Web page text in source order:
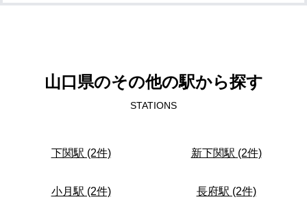
山口県のその他の駅から探す
STATIONS
下関駅 (2件) 新下関駅 (2件)
小月駅 (2件) 長府駅 (2件)